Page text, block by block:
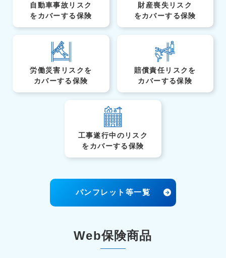
自動車事故リスク
をカバーする保険
財産喪失リスク
をカバーする保険
労働災害リスクを
カバーする保険
賠償責任リスクを
カバーする保険
工事遂行中のリスク
をカバーする保険
パンフレット等一覧
Web保険商品